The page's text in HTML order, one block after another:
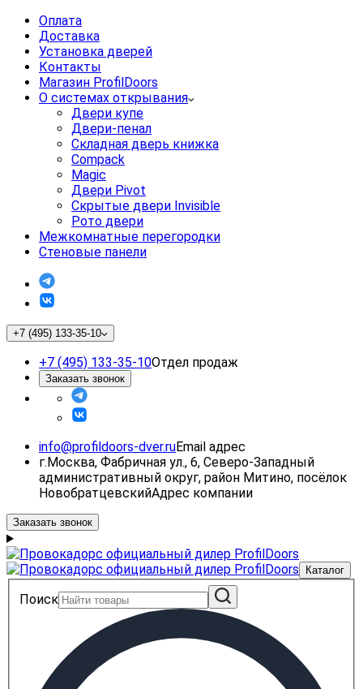
Оплата
Доставка
Установка дверей
Контакты
Магазин ProfilDoors
О системах открывания
Двери купе
Двери-пенал
Складная дверь книжка
Compack
Magic
Двери Pivot
Скрытые двери Invisible
Рото двери
Межкомнатные перегородки
Стеновые панели
+7 (495) 133-35-10
+7 (495) 133-35-10Отдел продаж
Заказать звонок
info@profildoors-dver.ruEmail адрес
г.Москва, Фабричная ул., 6, Северо-Западный
административный округ, район Митино, посёлок
НовобратцевскийАдрес компании
Заказать звонок
Каталог
Поиск